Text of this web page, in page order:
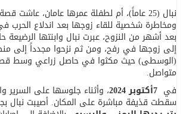
نبال (25 عاماً)، أم لطفلة عمرها عامان،
ومخاطرة شخصية للقاء زوجها بعد اندلاع الحرب
بعد أشهر من النزوح، عبرت نبال وابنتها الرضيعة
إلى زوجها في رفح، ومن ثم نزحوا مجدداً إلى
(الوسطى) حيث مكثوا في حاصل زراعي وسط
متواصل.
في 7أكتوبر 2024 ، وأثناء جلوسها على السرير
سقطت قذيفة مباشرة على المكان. أصيبت نبال